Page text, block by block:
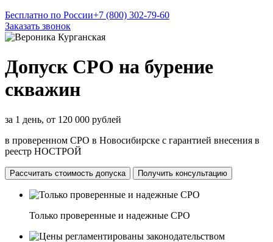
Бесплатно по России+7 (800) 302-79-60
Заказать звонок
Допуск СРО на бурение
скважин
за 1 день, от 120 000 рублей
в проверенном СРО в Новосибирске с гарантией внесения в
реестр НОСТРОЙ
Рассчитать стоимость допуска Получить консультацию
Только проверенные и надежные СРО